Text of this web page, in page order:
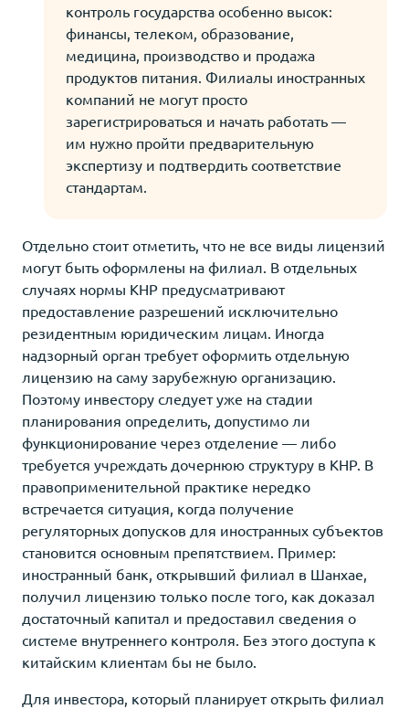
контроль государства особенно высок:
финансы, телеком, образование,
медицина, производство и продажа
продуктов питания. Филиалы иностранных
компаний не могут просто
зарегистрироваться и начать работать —
им нужно пройти предварительную
экспертизу и подтвердить соответствие
стандартам.
Отдельно стоит отметить, что не все виды лицензий
могут быть оформлены на филиал. В отдельных
случаях нормы КНР предусматривают
предоставление разрешений исключительно
резидентным юридическим лицам. Иногда
надзорный орган требует оформить отдельную
лицензию на саму зарубежную организацию.
Поэтому инвестору следует уже на стадии
планирования определить, допустимо ли
функционирование через отделение — либо
требуется учреждать дочернюю структуру в КНР. В
правоприменительной практике нередко
встречается ситуация, когда получение
регуляторных допусков для иностранных субъектов
становится основным препятствием. Пример:
иностранный банк, открывший филиал в Шанхае,
получил лицензию только после того, как доказал
достаточный капитал и предоставил сведения о
системе внутреннего контроля. Без этого доступа к
китайским клиентам бы не было.
Для инвестора, который планирует открыть филиал